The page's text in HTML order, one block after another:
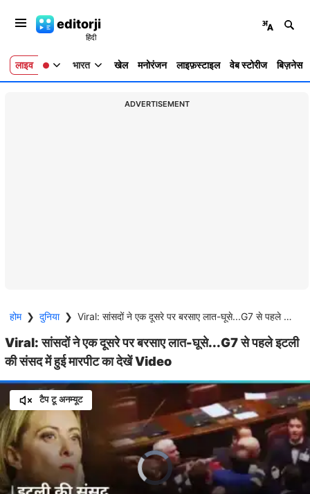
editorji
लाइव भारत खेल मनोरंजन लाइफ़स्टाइल वेब स्टोरीज बिज़नेस
ADVERTISEMENT
होम ❯ दुनिया ❯ Viral: सांसदों ने एक दूसरे पर बरसाए लात-घूसे...G7 से पहले इटली की संसद में हुई मारपीट का देखें Video
Viral: सांसदों ने एक दूसरे पर बरसाए लात-घूसे...G7 से पहले इटली
की संसद में हुई मारपीट का देखें Video
टैप टू अनम्यूट
Video
Player
is
loading.